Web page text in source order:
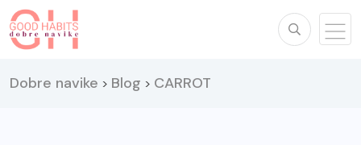
Dobre navike > Blog > CARROT